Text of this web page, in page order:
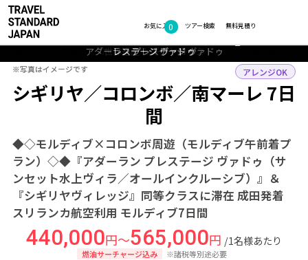
お気に入り
0 無料見積り
ツアー検索
アジア・ビーチリゾート スリランカ・モルディブ
シギリヤ／コロンボ／南マーレ 7日
間
◆◇モルディブ×コロンボ周遊（モルディブ午前着プ
ラン）◇◆『アダーラン プレステージ ヴァドゥ（サ
ンセット水上ヴィラ／オールインクルーシブ）』＆
『シギリヤヴィレッジ』同等クラスに滞在 成田発着
スリランカ航空利用 モルディブ7日間
アレンジOK
440,000円～565,000円 /1名様あたり
燃油サーチャージ込み ※諸税等別途必要
アダーラン プレステージ ヴァドゥ
アーユルヴェーダ イメージ
世界遺産 シギリヤロック
プール＆ジャグジー付きサンセット水上ヴィラ客室一例_アダーラン プ
レステージ ヴァドゥ
プール＆ジャグジー付きサンセット水上ヴィラ客室一例_アダーラン プ
レステージ ヴァドゥ
アダーラン プレステージ ヴァドゥ
※写真はイメージです
※写真はイメージです